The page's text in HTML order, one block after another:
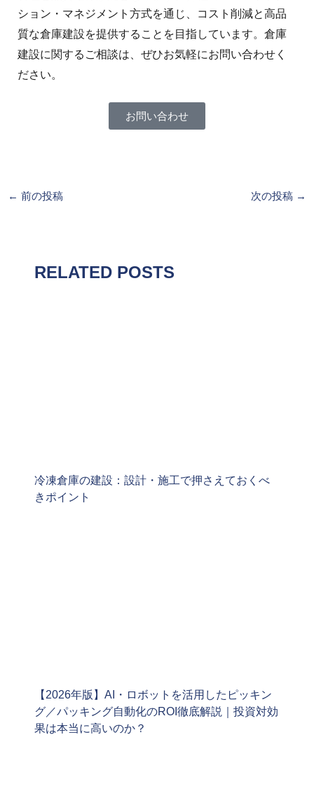
ション・マネジメント方式を通じ、コスト削減と高品
質な倉庫建設を提供することを目指しています。倉庫
建設に関するご相談は、ぜひお気軽にお問い合わせく
ださい。
お問い合わせ
← 前の投稿 次の投稿 →
RELATED POSTS
冷凍倉庫の建設：設計・施工で押さえておくべ
きポイント
【2026年版】AI・ロボットを活用したピッキン
グ／パッキング自動化のROI徹底解説｜投資対効
果は本当に高いのか？